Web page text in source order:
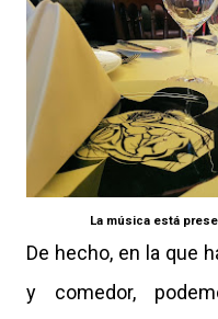
La música está
De hecho, en la que
y comedor,